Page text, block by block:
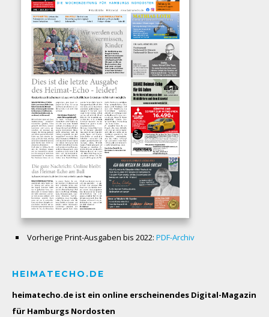
Vorherige Print-Ausgaben bis 2022: PDF-Archiv
HEIMATECHO.DE
heimatecho.de ist ein online erscheinendes Digital-Magazin
für Hamburgs Nordosten